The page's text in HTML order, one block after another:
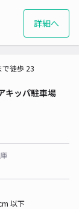
詳細へ
キッパ駐車場
徒歩 23
以下